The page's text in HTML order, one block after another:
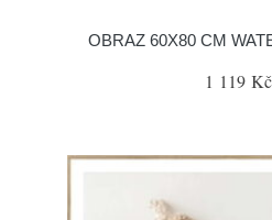
OBRAZ 60X80 CM
1 119 Kč